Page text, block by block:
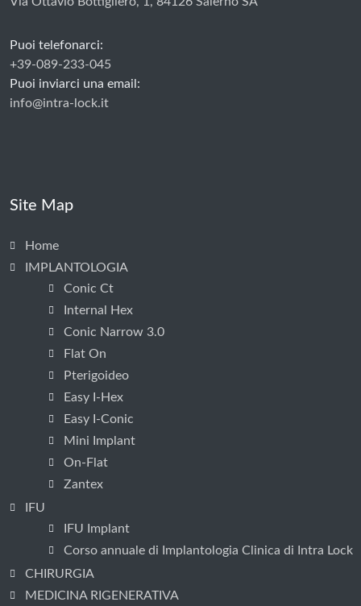
Puoi telefonarci:
+39-089-233-045
Puoi inviarci una email:
info@intra-lock.it
Site Map
Home
IMPLANTOLOGIA
Conic Ct
Internal Hex
Conic Narrow 3.0
Flat On
Pterigoideo
Easy I-Hex
Easy I-Conic
Mini Implant
On-Flat
Zantex
IFU
IFU Implant
Corso annuale di Implantologia Clinica di Intra Lock
CHIRURGIA
MEDICINA RIGENERATIVA